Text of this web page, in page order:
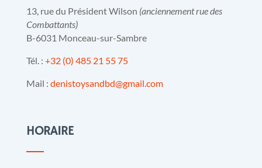
13, rue du Président Wilson (anciennement rue des
Combattants)
B-6031 Monceau-sur-Sambre
Tél. : +32 (0) 485 21 55 75
Mail : denistoysandbd@gmail.com
HORAIRE